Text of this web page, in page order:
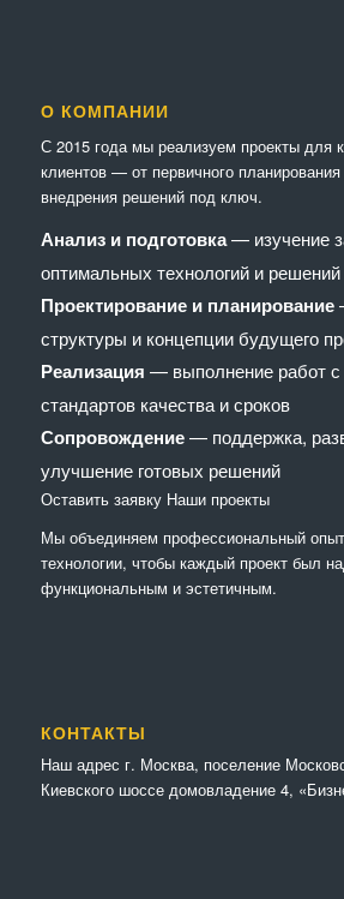
О КОМПАНИИ
С 2015 года мы реализуем проекты для
клиентов — от первичного
внедрения решений под ключ.
Анализ и подготовка— изучение
оптимальных технологий и решений
Проектирование и планирование
структуры и концепции будущего
Реализация — выполнение работ с
стандартов качества и сроков
Сопровождение— поддержка,
улучшение готовых решений
Оставить заявку Наши проекты
Мы объединяем профессиональный
технологии, чтобы каждый проект был
функциональным и эстетичным.
КОНТАКТЫ
Наш адрес г. Москва, поселение
Киевского шоссе домовладение 4,